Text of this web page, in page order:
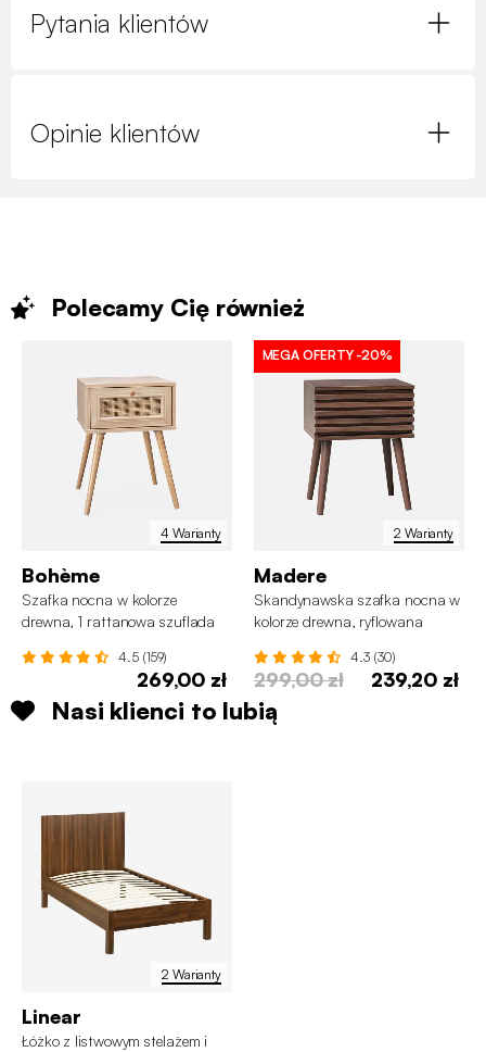
Pytania klientów
Opinie klientów
Polecamy Cię również
4 Warianty
Bohème
Szafka nocna w kolorze
drewna, 1 rattanowa szuflada
4.5 (159)
269,00 zł
2 Warianty
MEGA OFERTY -20%
Madere
Skandynawska szafka nocna w
kolorze drewna, ryflowana
4.3 (30)
299,00 zł 239,20 zł
Nasi klienci to lubią
2 Warianty
Linear
Łóżko z listwowym stelażem i